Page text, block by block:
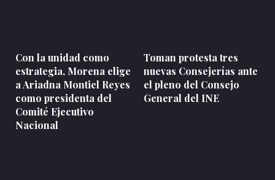
Con la unidad como
estrategia, Morena elige
a Ariadna Montiel Reyes
como presidenta del
Comité Ejecutivo
Nacional
Toman protesta tres
nuevas Consejerías ante
el pleno del Consejo
General del INE